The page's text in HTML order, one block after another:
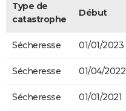
Type de
catastrophe
Début
Sécheresse 01/01/2023
Sécheresse 01/04/2022
Sécheresse 01/01/2021